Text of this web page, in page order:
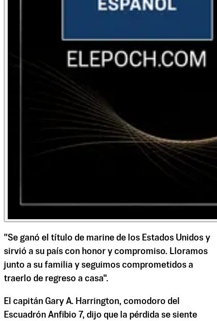
"Se ganó el título de marine de los Estados Unidos y
sirvió a su país con honor y compromiso. Lloramos
junto a su familia y seguimos comprometidos a
traerlo de regreso a casa".
El capitán Gary A. Harrington, comodoro del
Escuadrón Anfibio 7, dijo que la pérdida se siente